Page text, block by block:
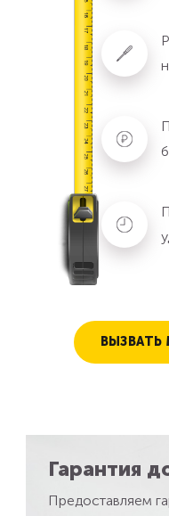
ВЫЗВАТЬ
Гарантия
Предоставляем